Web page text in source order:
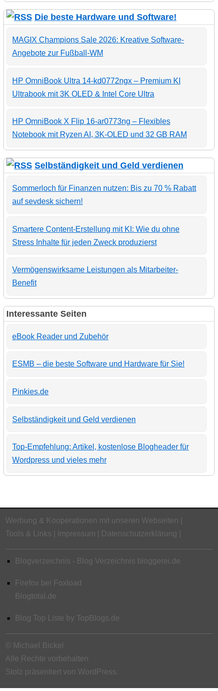
Die beste Hardware und Software!
MAGIX Champions Sale 2026: Kreative Software-
Angebote zur Fußball-WM
HP OmniBook Ultra 14-kd0772ngx – Premium KI
Ultrabook mit 3K OLED & Intel Core Ultra
HP OmniBook X Flip 16-ar0773ng – Flexibles
Notebook mit Ryzen AI, 3K-OLED und 32 GB RAM
Selbständigkeit und Geld verdienen
Sommerloch für Finanzen nutzen: Bis zu 70 % Rabatt
auf sevdesk sichern!
Smartere Content-Erstellung mit KI: Wie du ohne
Stress Inhalte für jeden Zweck produzierst
Vermögenswirksame Leistungen als Mitarbeiter-
Benefit
Interessante Seiten
eBook Reader und Zubehör
ESMB – die beste Software und Hardware für Sie!
Pinkies.de
Selbständigkeit und Geld verdienen
Top-Empfehlung: Artikel, kostenlose Blogheader für
Wordpress und vieles mehr
Werbung & Kooperationen mit unseren Webseiten
Tools & Links
Impressum Datenschutzerklärung
Blogverzeichnis - Blog Verzeichnis bloggerei.de
Firefox bei Foxload
Blogtotal.de
Blog Top Liste by TopBlogs.de
© Michael Bickel
Alle Rechte vorbehalten
Stolz präsentiert von WordPress.